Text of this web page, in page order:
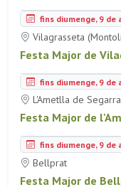
fins diumenge, 9 de
Vilagrasseta
Festa Major de
fins diumenge, 9 de
L'Ametlla de
Festa Major de
fins diumenge, 9 de
Bellprat
Festa Major de